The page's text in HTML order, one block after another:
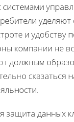
системами
уделяют
и удобству
компании не
должным
сказаться
защита данных